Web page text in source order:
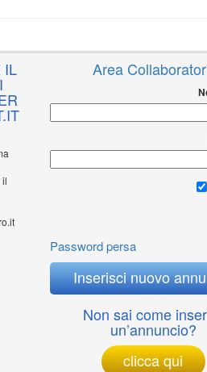
IL
il
Area
Password persa
Inserisci nuovo
Non sai come
un’annuncio?
clicca qui